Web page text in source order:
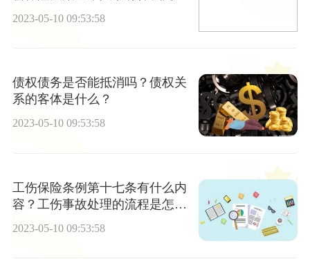
2023-05-10 09:53:58
债权债务是否能抵消吗？债权关
系的客体是什么？
2023-05-10 09:53:58
工伤保险条例第十七条有什么内
容？工伤事故处理的流程是怎么
2023-05-10 09:53:58